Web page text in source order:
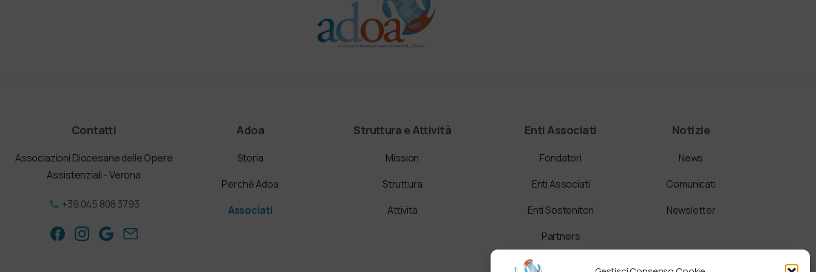
Contatti
Associazioni Diocesane delle Opere
Assistenziali - Verona
+39 045 808 3793
Adoa
Storia
Perché Adoa
Associati
Struttura e Attività
Mission
Struttura
Attività
Enti Associati
Fondatori
Enti Associati
Enti Sostenitori
Partners
Notizie
News
Comunicati
Newsletter